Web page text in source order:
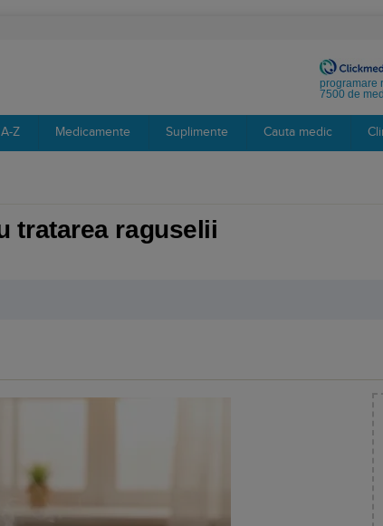
programare
7500 de
Z Medicamente Suplimente Cauta medic
tratarea raguselii